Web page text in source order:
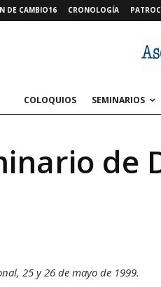
DE CAMBIO16 CRONOLOGÍA
COLOQUIOS SEMINARIOS
de
25 y 26 de mayo de 1999.